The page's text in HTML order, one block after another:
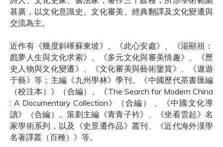
甚廣，以文化意識史、文化審美、經典翻譯及文化變遷與
交流為主。
近作有《幾度斜暉蘇東坡》、《此心安處》、《湯顯祖：
戲夢人生與文化求索》、《多元文化與審美情趣》、《歷
史人物與文化變遷》、《文化審美與藝術鑒賞》、《遨遊
于藝》等；主編《九州學林》季刊、《中國歷代茶書匯編
（校注本）》（合編）、《The Search for Modern China
: A Documentary Collection》（合編） 、《中國文化導
讀》（合編）。策劃主編《青青子衿》、《坐看雲起》名
家學術系列，以及《史景遷作品》叢刊、《近代海外漢學
名著譯叢（百種）》等。